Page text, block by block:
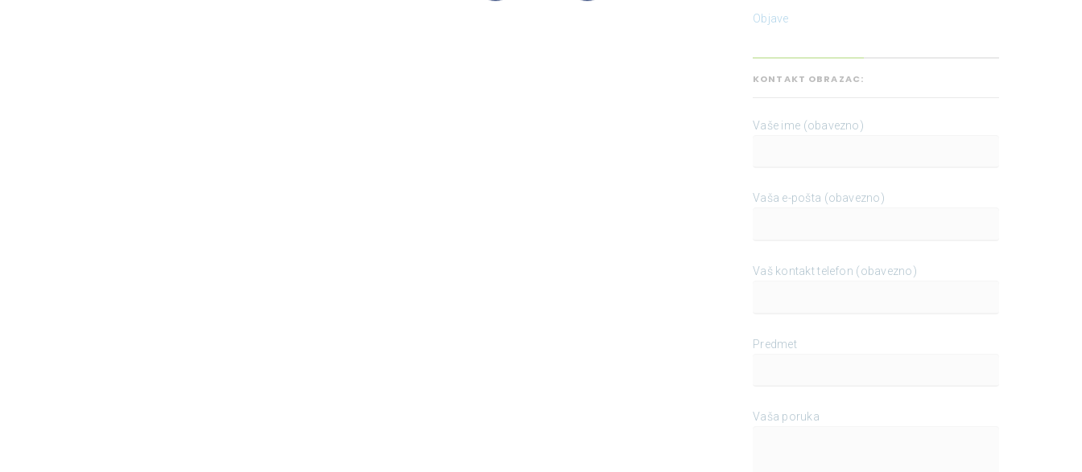
Objave
KONTAKT OBRAZAC:
Vaše ime (obavezno)
Vaša e-pošta (obavezno)
Vaš kontakt telefon (obavezno)
Predmet
Vaša poruka